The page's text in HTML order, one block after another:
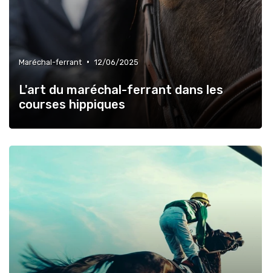
Maréchal-ferrant • 12/06/2025
L'art du maréchal-ferrant dans les
courses hippiques